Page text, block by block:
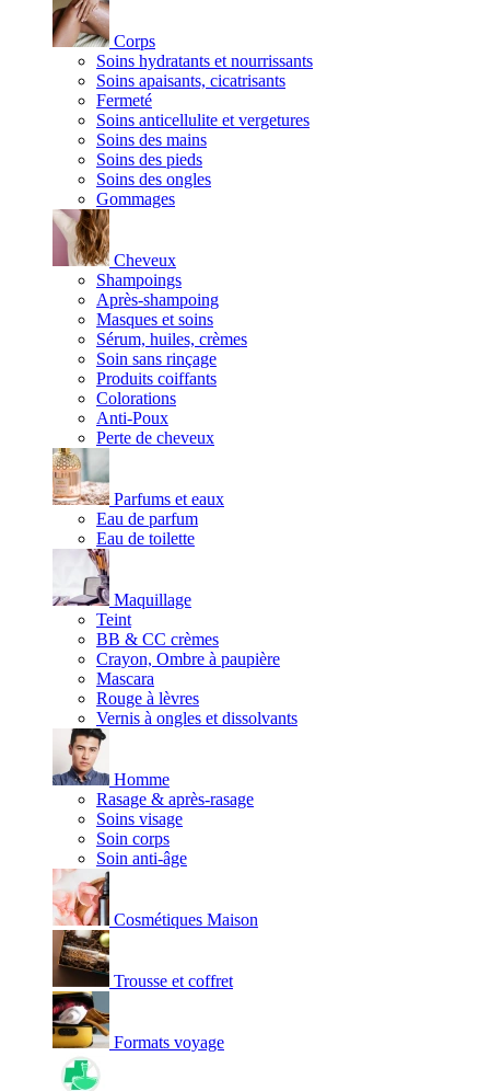
Corps
Soins hydratants et nourrissants
Soins apaisants, cicatrisants
Fermeté
Soins anticellulite et vergetures
Soins des mains
Soins des pieds
Soins des ongles
Gommages
Cheveux
Shampoings
Après-shampoing
Masques et soins
Sérum, huiles, crèmes
Soin sans rinçage
Produits coiffants
Colorations
Anti-Poux
Perte de cheveux
Parfums et eaux
Eau de parfum
Eau de toilette
Maquillage
Teint
BB & CC crèmes
Crayon, Ombre à paupière
Mascara
Rouge à lèvres
Vernis à ongles et dissolvants
Homme
Rasage & après-rasage
Soins visage
Soin corps
Soin anti-âge
Cosmétiques Maison
Trousse et coffret
Formats voyage